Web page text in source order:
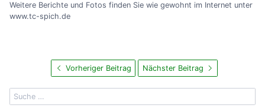
Weitere Berichte und Fotos finden Sie wie gewohnt im Internet unter
www.tc-spich.de
Vorheriger Beitrag Nächster Beitrag